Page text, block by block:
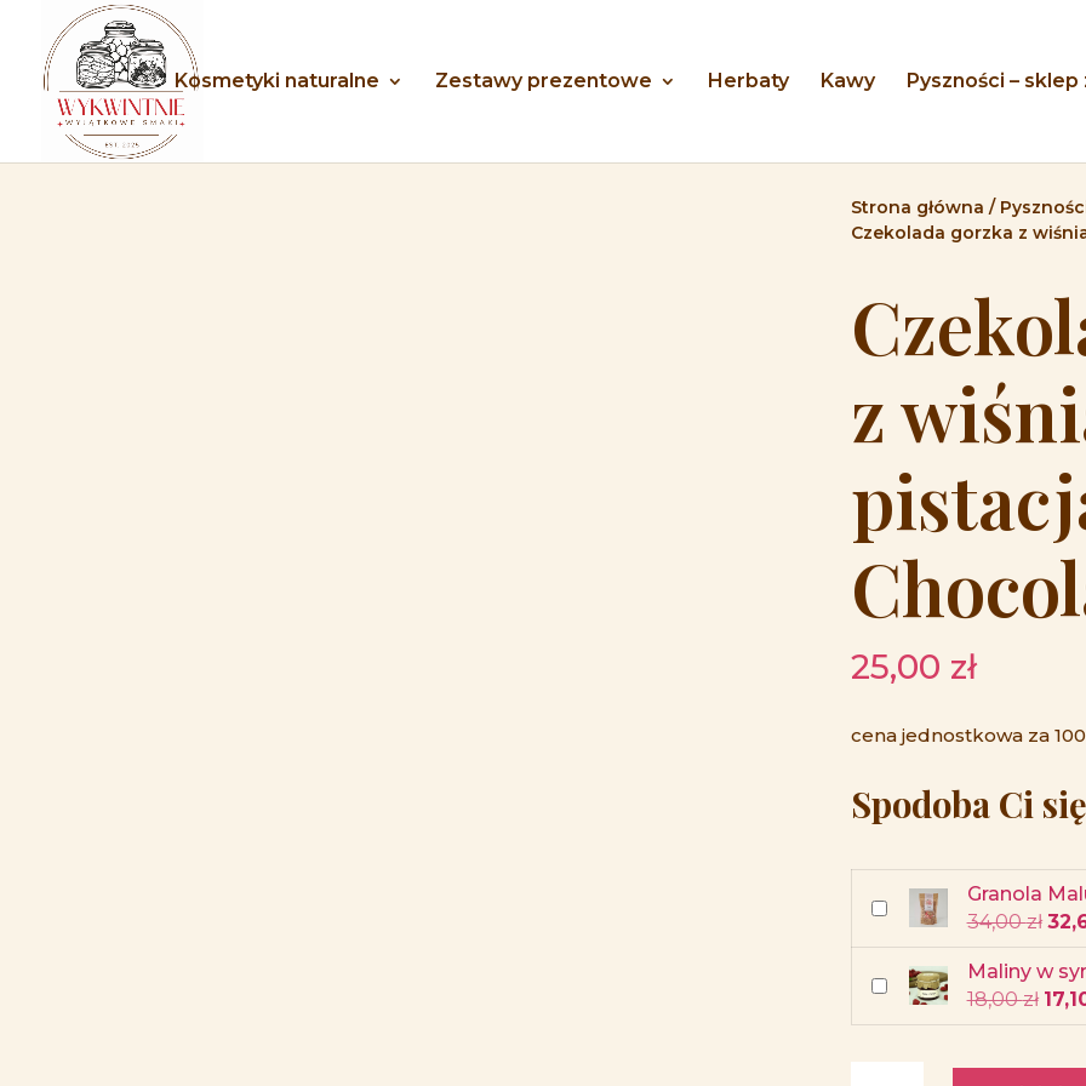
Kosmetyki naturalne Zestawy prezentowe Herbaty Kawy Pyszności –
Strona główna /
Czekolada gorzka z
z
25,00 zł
cena jednostkowa za
Spodoba Ci
Dodaj do koszyka
Granola
34,00zł
cena
Dodaj do koszyka
Maliny w
18,00zł
cena